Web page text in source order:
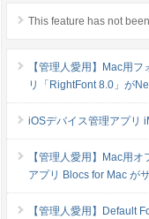
This feature has not
【管理人愛用】Mac用
リ「RightFont 8.0」が
iOSデバイス管理アプリ
【管理人愛用】Mac用
アプリ Blocs for Mac が
【管理人愛用】Default